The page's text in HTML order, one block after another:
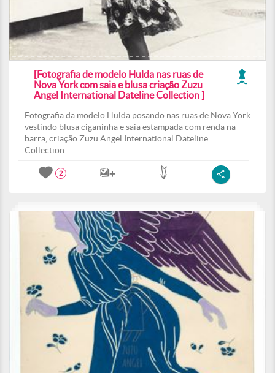
[Fotografia de modelo Hulda nas ruas de
Nova York com saia e blusa criação Zuzu
Angel International Dateline Collection ]
Fotografia da modelo Hulda posando nas ruas de Nova York
vestindo blusa ciganinha e saia estampada com renda na
barra, criação Zuzu Angel International Dateline
Collection.
2